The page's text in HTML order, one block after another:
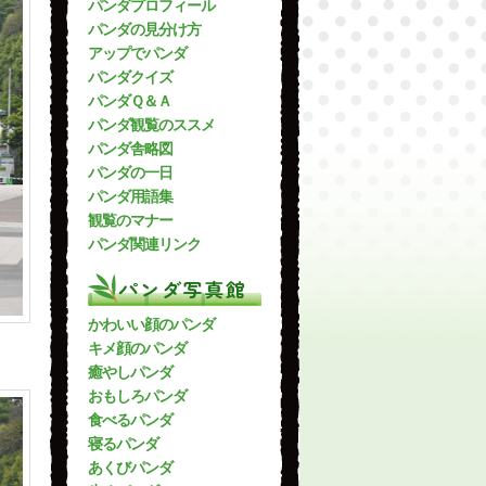
パンダプロフィール
パンダの見分け方
アップでパンダ
パンダクイズ
パンダＱ＆Ａ
パンダ観覧のススメ
パンダ舎略図
パンダの一日
パンダ用語集
観覧のマナー
パンダ関連リンク
パンダ写真館
かわいい顔のパンダ
キメ顔のパンダ
癒やしパンダ
おもしろパンダ
食べるパンダ
寝るパンダ
あくびパンダ